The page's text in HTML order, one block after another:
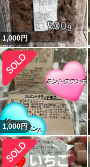
1,000円
1,000円